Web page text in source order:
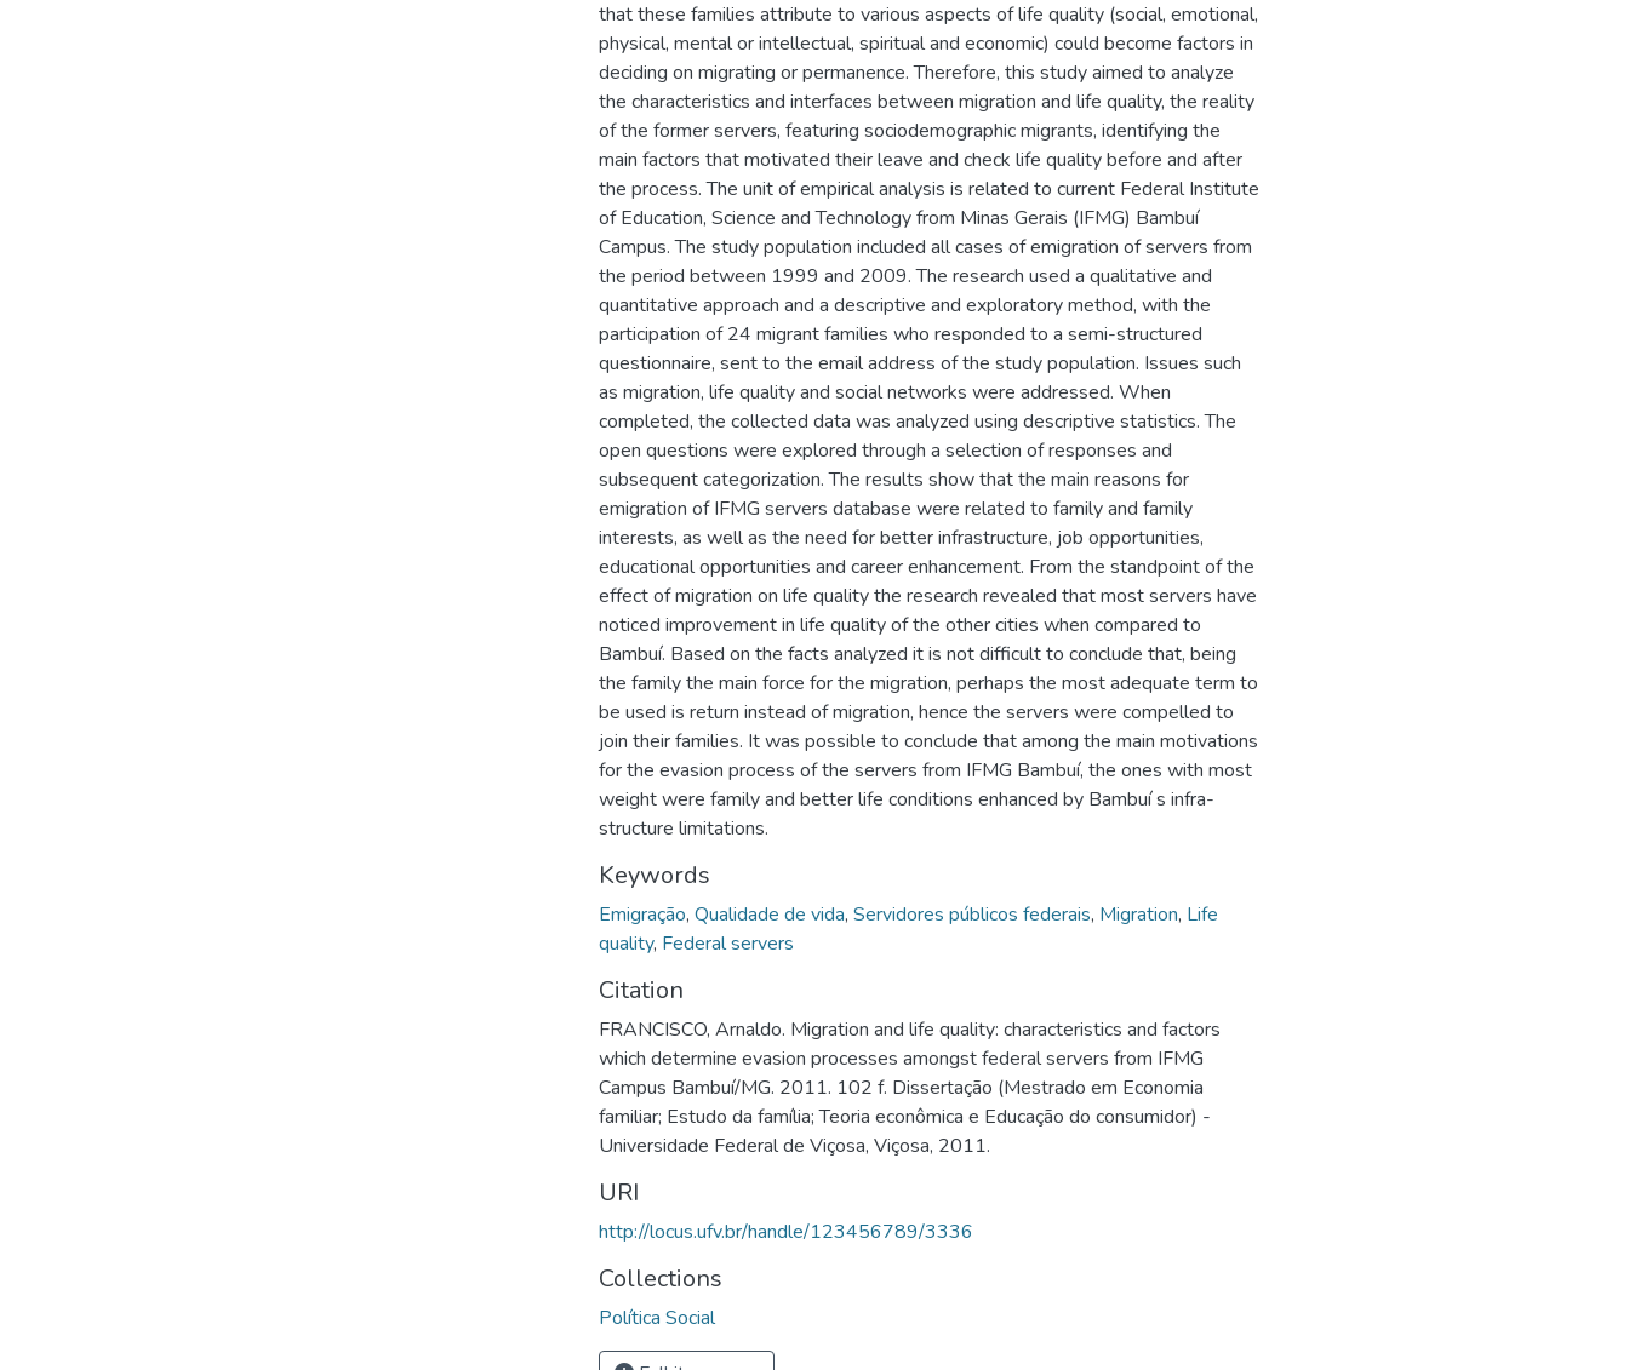
that these families attribute to various aspects of life quality (social, emotional,
physical, mental or intellectual, spiritual and economic) could become factors in
deciding on migrating or permanence. Therefore, this study aimed to analyze
the characteristics and interfaces between migration and life quality, the reality
of the former servers, featuring sociodemographic migrants, identifying the
main factors that motivated their leave and check life quality before and after
the process. The unit of empirical analysis is related to current Federal Institute
of Education, Science and Technology from Minas Gerais (IFMG) Bambuí
Campus. The study population included all cases of emigration of servers from
the period between 1999 and 2009. The research used a qualitative and
quantitative approach and a descriptive and exploratory method, with the
participation of 24 migrant families who responded to a semi-structured
questionnaire, sent to the email address of the study population. Issues such
as migration, life quality and social networks were addressed. When
completed, the collected data was analyzed using descriptive statistics. The
open questions were explored through a selection of responses and
subsequent categorization. The results show that the main reasons for
emigration of IFMG servers database were related to family and family
interests, as well as the need for better infrastructure, job opportunities,
educational opportunities and career enhancement. From the standpoint of the
effect of migration on life quality the research revealed that most servers have
noticed improvement in life quality of the other cities when compared to
Bambuí. Based on the facts analyzed it is not difficult to conclude that, being
the family the main force for the migration, perhaps the most adequate term to
be used is return instead of migration, hence the servers were compelled to
join their families. It was possible to conclude that among the main motivations
for the evasion process of the servers from IFMG Bambuí, the ones with most
weight were family and better life conditions enhanced by Bambuí s infra-
structure limitations.
Keywords
Emigração, Qualidade de vida, Servidores públicos federais, Migration, Life
quality, Federal servers
Citation
FRANCISCO, Arnaldo. Migration and life quality: characteristics and factors
which determine evasion processes amongst federal servers from IFMG
Campus Bambuí/MG. 2011. 102 f. Dissertação (Mestrado em Economia
familiar; Estudo da família; Teoria econômica e Educação do consumidor) -
Universidade Federal de Viçosa, Viçosa, 2011.
URI
http://locus.ufv.br/handle/123456789/3336
Collections
Política Social